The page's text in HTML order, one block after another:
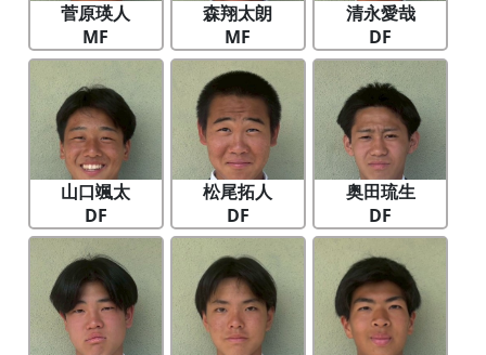
菅原瑛人
MF
森翔太朗
MF
清永愛哉
DF
山口颯太
DF
松尾拓人
DF
奥田琉生
DF